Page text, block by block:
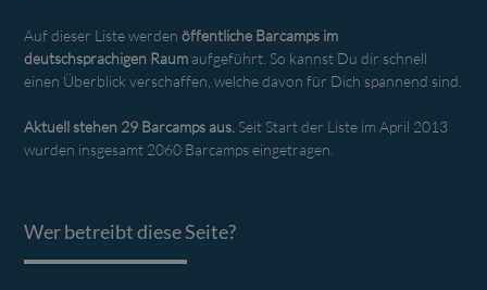
Auf dieser Liste werdenöffentliche Barcamps im
deutschsprachigen Raum aufgeführt. So kannst Du dir schnell
einen Überblick verschaffen, welche davon für Dich spannend sind.
Aktuell stehen 29 Barcamps aus. Seit Start der Liste im April 2013
wurden insgesamt 2060 Barcamps eingetragen.
Wer betreibt diese Seite?